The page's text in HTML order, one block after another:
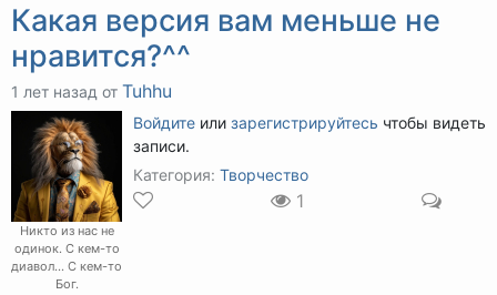
Какая версия вам меньше не
нравится?^^
1 лет назад от Tuhhu
Никто из нас не
одинок. С кем-то
диавол... С кем-то
Бог.
Войдите или зарегистрируйтесь чтобы видеть
записи.
Категория: Творчество
1